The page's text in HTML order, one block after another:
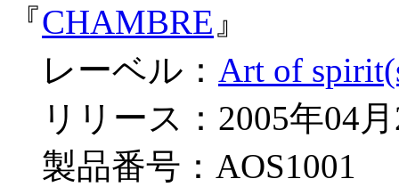
『CHAMBRE 』
レーベル： Art of
リリース：2005年04
製品番号：AOS1001